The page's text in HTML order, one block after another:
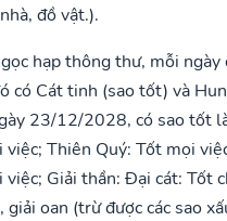
đồ vật.).
hạp thông thư, mỗi ngày
có Cát tinh (sao tốt) và
23/12/2028, có sao tốt
việc; Thiên Quý: Tốt mọi
việc; Giải thần: Đại cát: Tốt
oan (trừ được các sao